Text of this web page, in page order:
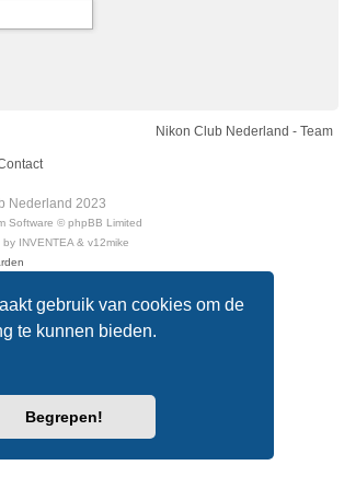
gebruik van cookies om de
te kunnen bieden.
Begrepen!
Nikon Club Nederland - Team
Nederland 2023
Software © phpBB Limited
INVENTEA & v12mike